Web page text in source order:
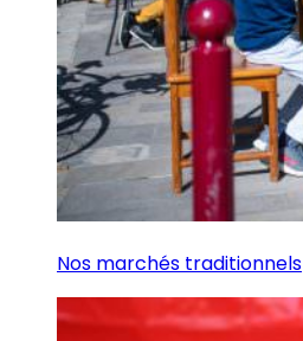
Nos marchés traditionnels